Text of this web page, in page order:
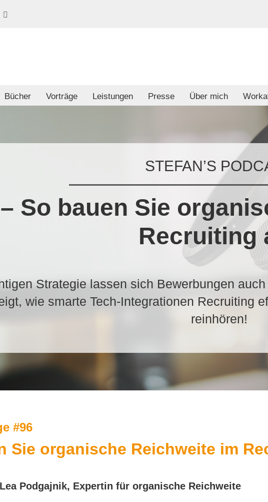
Bücher Vorträge Leistungen Presse Über mich
STEFAN’S
So bauen Sie
Recruiting
Strategie lassen sich Bewerbungen
wie smarte Tech-Integrationen Recruiting
reinhören!
#96
Sie organische Reichweite im
Podgajnik, Expertin für organische Reichweite